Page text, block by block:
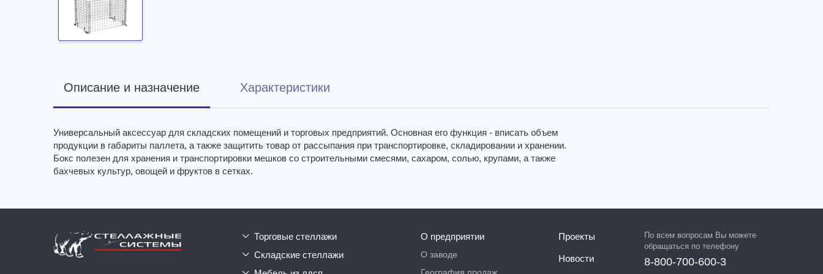
Описание и назначение Характеристики
Универсальный аксессуар для складских помещений и торговых предприятий. Основная его функция - вписать объем
продукции в габариты паллета, а также защитить товар от рассыпания при транспортировке, складировании и хранении.
Бокс полезен для хранения и транспортировки мешков со строительными смесями, сахаром, солью, крупами, а также
бахчевых культур, овощей и фруктов в сетках.
торговые стеллажи
складские стеллажи
О предприятии
О заводе
Проекты
Новости
По всем вопросам Вы можете
обращаться по телефону
8-800-700-600-3